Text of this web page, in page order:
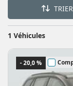
TRIER
1 Véhicules
- 20,0 %